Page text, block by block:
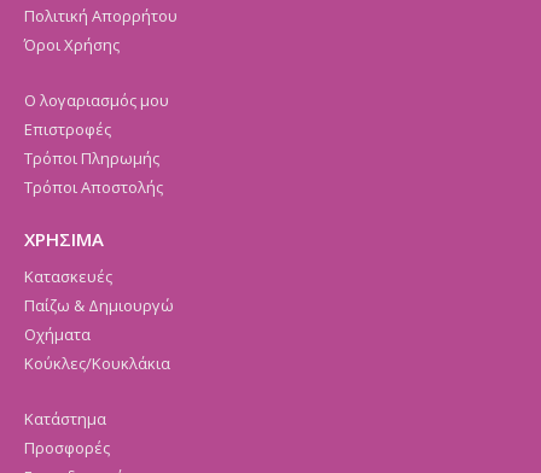
Πολιτική Απορρήτου
Όροι Χρήσης
Ο λογαριασμός μου
Επιστροφές
Τρόποι Πληρωμής
Τρόποι Αποστολής
ΧΡΗΣΙΜΑ
Κατασκευές
Παίζω & Δημιουργώ
Οχήματα
Κούκλες/Κουκλάκια
Κατάστημα
Προσφορές